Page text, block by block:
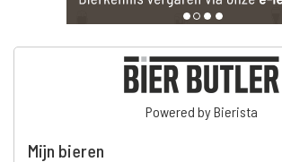
Powered by Bierista
Mijn bieren